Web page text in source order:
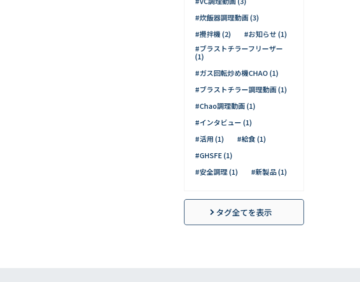
#炊飯器調理動画 (3)
#攪拌機 (2)
#お知らせ (1)
#ブラストチラーフリーザー
(1)
#ガス回転炒め機CHAO (1)
#ブラストチラー調理動画 (1)
#Chao調理動画 (1)
#インタビュー (1)
#活用 (1)
#給食 (1)
#GHSFE (1)
#安全調理 (1)
#新製品 (1)
タグ全てを表示